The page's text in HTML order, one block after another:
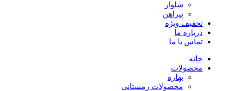
شلوار
پیراهن
تخفیف ویژه
درباره ما
تماس با ما
خانه
محصولات
بهاره
محصولات زمستانی